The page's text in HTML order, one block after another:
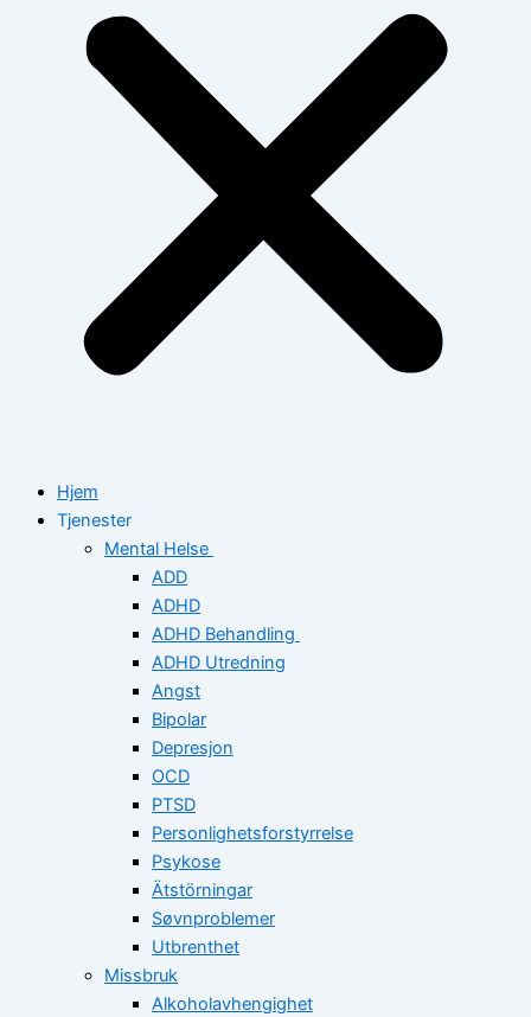
Hjem
Tjenester
Mental Helse
ADD
ADHD
ADHD Behandling
ADHD Utredning
Angst
Bipolar
Depresjon
OCD
PTSD
Personlighetsforstyrrelse
Psykose
Ätstörningar
Søvnproblemer
Utbrenthet
Missbruk
Alkoholavhengighet